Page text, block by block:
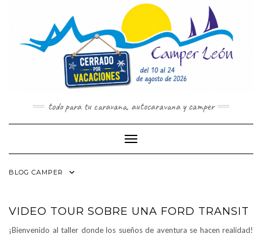
todo para tu caravana, autocaravana y camper
Cambiar modo de navegación
BLOG CAMPER
VIDEO TOUR SOBRE UNA FORD TRANSIT
¡Bienvenido al taller donde los sueños de aventura se hacen realidad!